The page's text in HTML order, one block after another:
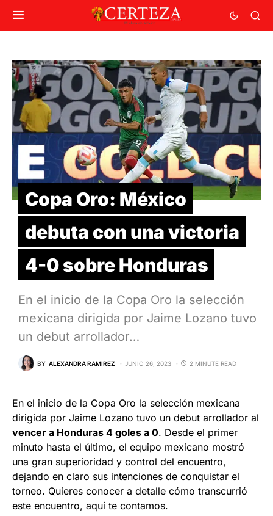
Copa Oro: México
debuta con una victoria
4-0 sobre Honduras
En el inicio de la Copa Oro la selección
mexicana dirigida por Jaime Lozano tuvo
un debut arrollador…
BY ALEXANDRA RAMIREZ JUNIO 26, 2023 2 MINUTE READ
En el inicio de la Copa Oro la selección mexicana
dirigida por Jaime Lozano tuvo un debut arrollador al
vencer a Honduras 4 goles a 0. Desde el primer
minuto hasta el último, el equipo mexicano mostró
una gran superioridad y control del encuentro,
dejando en claro sus intenciones de conquistar el
torneo. Quieres conocer a detalle cómo transcurrió
este encuentro, aquí te contamos.